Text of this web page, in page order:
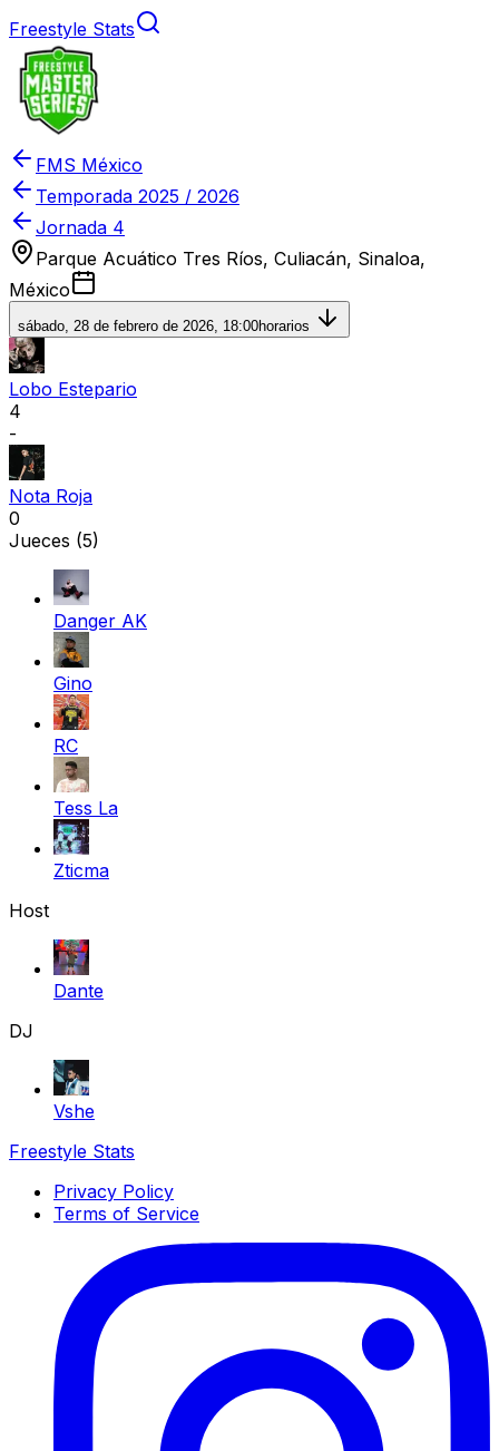
Freestyle Stats
FMS México
Temporada 2025 / 2026
Jornada 4
Parque Acuático Tres Ríos, Culiacán, Sinaloa,
México
sábado, 28 de febrero de 2026, 18:00horarios
Lobo Estepario
4
-
Nota Roja
0
Jueces (5)
Danger AK
Gino
RC
Tess La
Zticma
Host
Dante
DJ
Vshe
Freestyle Stats
Privacy Policy
Terms of Service